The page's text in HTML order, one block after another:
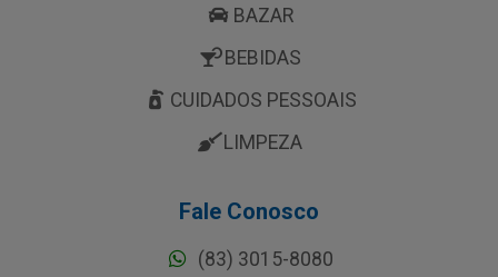
BAZAR
BEBIDAS
CUIDADOS PESSOAIS
LIMPEZA
Fale Conosco
(83) 3015-8080